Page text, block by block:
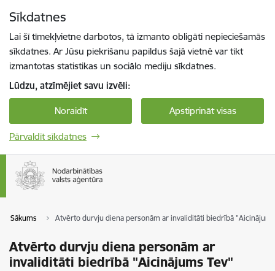
Sīkdatnes
Lai šī tīmekļvietne darbotos, tā izmanto obligāti nepieciešamās
sīkdatnes. Ar Jūsu piekrišanu papildus šajā vietnē var tikt
izmantotas statistikas un sociālo mediju sīkdatnes.
Lūdzu, atzīmējiet savu izvēli:
Noraidīt Apstiprināt visas
Pārvaldīt sīkdatnes
Sākums Atvērto durvju diena personām ar invaliditāti biedrībā
Atvērto durvju diena personām ar
invaliditāti biedrībā "Aicinājums Tev"